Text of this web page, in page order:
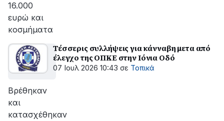
16.000
ευρώ και
κοσμήματα
Τέσσερις συλλήψεις για κάνναβη μετα από
έλεγχο της ΟΠΚΕ στην Ιόνια Οδό
07 Ιουλ 2026 10:43 σε Τοπικά
Βρέθηκαν
και
κατασχέθηκαν